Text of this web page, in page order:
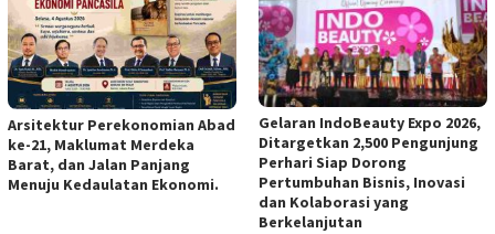
Arsitektur Perekonomian Abad
ke-21, Maklumat Merdeka
Barat, dan Jalan Panjang
Menuju Kedaulatan Ekonomi.
Gelaran IndoBeauty Expo 2026,
Ditargetkan 2,500 Pengunjung
Perhari Siap Dorong
Pertumbuhan Bisnis, Inovasi
dan Kolaborasi yang
Berkelanjutan